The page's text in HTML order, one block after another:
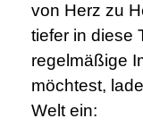
von Herz zu
tiefer in diese
regelmäßige
möchtest,
Welt ein: